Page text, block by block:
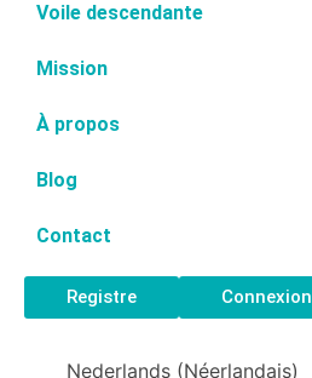
Voile descendante
Mission
À propos
Blog
Contact
Registre Connexion
Nederlands (Néerlandais)